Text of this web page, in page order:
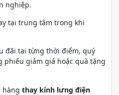
nghiệp.
tại trung tâm trong khi
đãi tại từng thời điểm, quý
phiếu giảm giá hoặc quà tặng
hàng thay kính lưng điện